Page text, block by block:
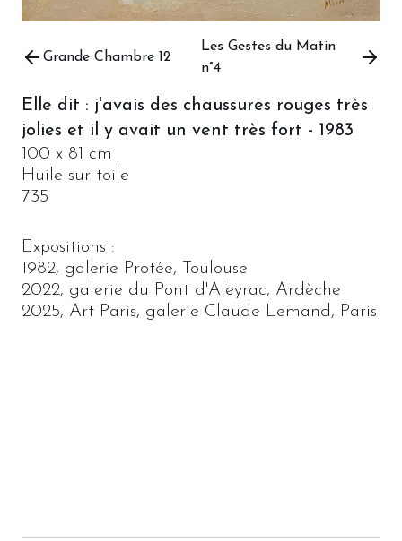
Elle dit : j'avais des chaussures rouges très
jolies et il y avait un vent très fort - 1983
100 x 81 cm
Huile sur toile
735
Expositions :
1982, galerie Protée, Toulouse
2022, galerie du Pont d'Aleyrac, Ardèche
2025, Art Paris, galerie Claude Lemand, Paris
Grande Chambre 12
Les Gestes du Matin
n°4